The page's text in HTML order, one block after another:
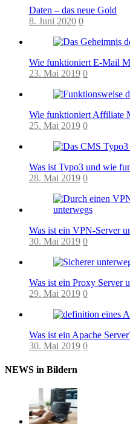
Daten – das neue Gold
8. Juni 2020 0
Wie funktioniert E-Mail
23. Mai 2019 0
Wie funktioniert Affiliate
25. Mai 2019 0
Was ist Typo3 und wie
28. Mai 2019 0
Was ist ein VPN-Server
30. Mai 2019 0
Was ist ein Proxy Server
29. Mai 2019 0
Was ist ein Apache
30. Mai 2019 0
NEWS in Bildern